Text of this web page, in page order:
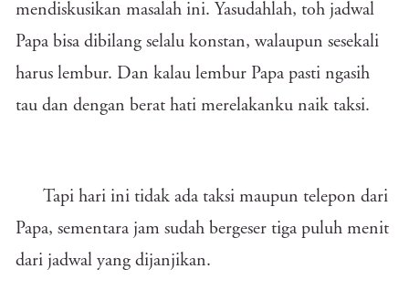
mendiskusikan masalah ini. Yasudahlah, toh jadwal
Papa bisa dibilang selalu konstan, walaupun sesekali
harus lembur. Dan kalau lembur Papa pasti ngasih
tau dan dengan berat hati merelakanku naik taksi.
Tapi hari ini tidak ada taksi maupun telepon dari
Papa, sementara jam sudah bergeser tiga puluh menit
dari jadwal yang dijanjikan.